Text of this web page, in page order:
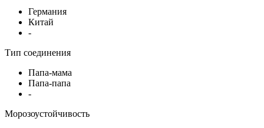
Германия
Китай
-
Тип соединения
Папа-мама
Папа-папа
-
Морозоустойчивость